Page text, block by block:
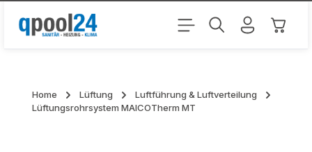
Zum Hauptinhalt springen
Home Lüftung
Luftführung & Luftverteilung
Lüftungsrohrsystem MAICOTherm MT